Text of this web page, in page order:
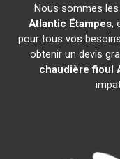
Nous sommes
Atlantic Étampes,
pour tous vos
obtenir un devis
chaudière fioul